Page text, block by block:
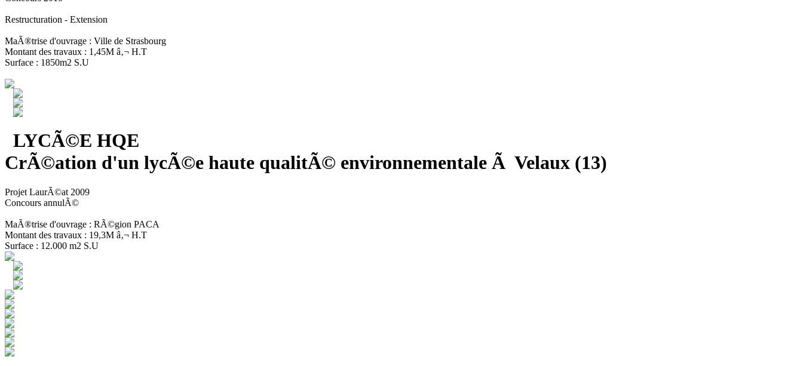
Restructuration - Extension
MaÃ®trise d'ouvrage : Ville de Strasbourg
Montant des travaux : 1,45M â‚¬ H.T
Surface : 1850m2 S.U
LYCÃ©E HQE
CrÃ©ation d'un lycÃ©e haute qualitÃ© environnementale Ã Velaux (13)
Projet LaurÃ©at 2009
Concours annulÃ©
MaÃ®trise d'ouvrage : RÃ©gion PACA
Montant des travaux : 19,3M â‚¬ H.T
Surface : 12.000 m2 S.U